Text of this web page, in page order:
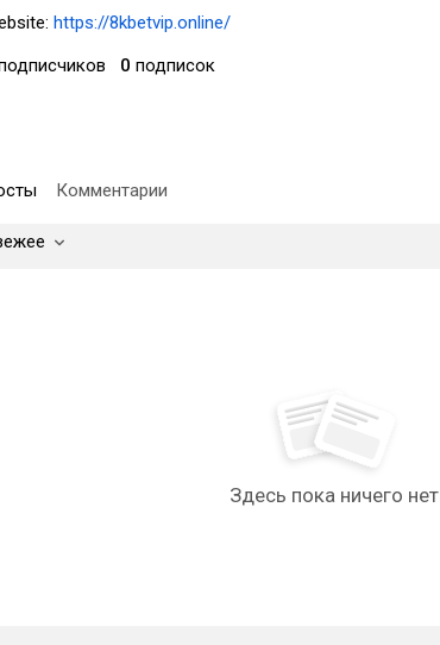
https://8kbetvip.online/
0 подписок
Комментарии
Здесь пока ничего нет